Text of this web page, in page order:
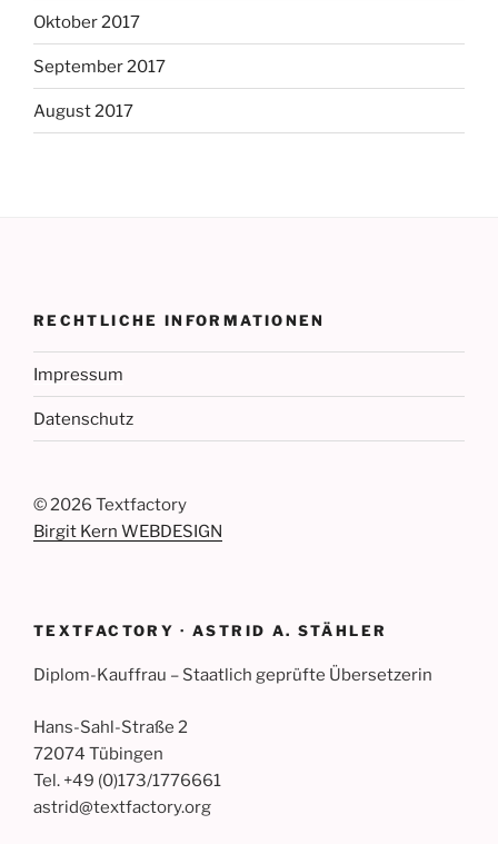
Oktober 2017
September 2017
August 2017
RECHTLICHE INFORMATIONEN
Impressum
Datenschutz
©2026 Textfactory
Birgit Kern WEBDESIGN
TEXTFACTORY · ASTRID A. STÄHLER
Diplom-Kauffrau – Staatlich geprüfte Übersetzerin
Hans-Sahl-Straße 2
72074 Tübingen
Tel. +49 (0)173/1776661
astrid@textfactory.org